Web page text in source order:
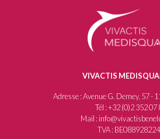
VIVACTIS
Adresse : Avenue G. Demey, 57 -
Tél : +32 (0)2 352 07
Mail :
TVA :